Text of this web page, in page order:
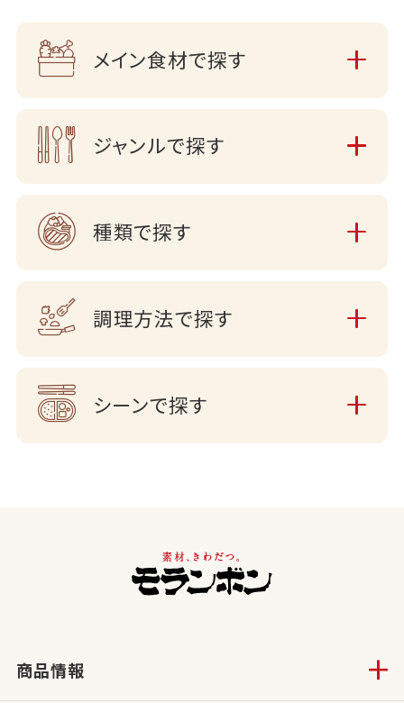
メイン食材で探す
ジャンルで探す
種類で探す
調理方法で探す
シーンで探す
商品情報